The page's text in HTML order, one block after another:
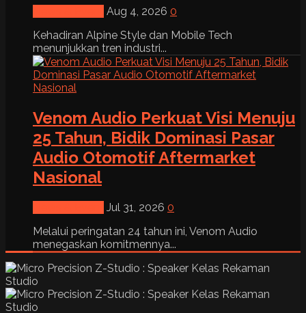
Aug 4, 2026 0
Kehadiran Alpine Style dan Mobile Tech
menunjukkan tren industri...
Venom Audio Perkuat Visi Menuju
25 Tahun, Bidik Dominasi Pasar
Audio Otomotif Aftermarket
Nasional
Jul 31, 2026 0
Melalui peringatan 24 tahun ini, Venom Audio
menegaskan komitmennya...